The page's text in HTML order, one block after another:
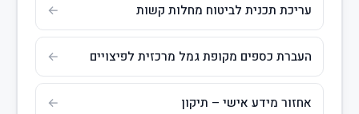
עריכת תכנית לביטוח מחלות קשות
העברת כספים מקופת גמל מרכזית לפיצויים
אחזור מידע אישי – תיקון